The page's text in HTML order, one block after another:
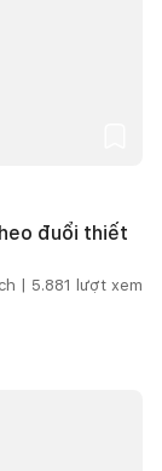
đuổi thiết
| 5.881 lượt xem